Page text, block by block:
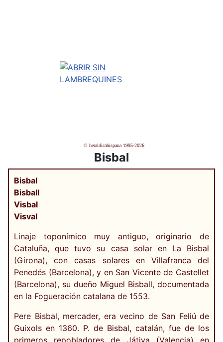
© heraldicahispana 1995-2026
Bisbal
Bisbal
Bisball
Visbal
Visval
Linaje toponímico muy antiguo, originario de
Cataluña, que tuvo su casa solar en La Bisbal
(Girona), con casas solares en Villafranca del
Penedés (Barcelona), y en San Vicente de Castellet
(Barcelona), su dueño Miguel Bisball, documentada
en la Fogueración catalana de 1553.
Pere Bisbal, mercader, era vecino de San Feliú de
Guixols en 1360. P. de Bisbal, catalán, fue de los
primeros repobladores de Játiva (Valencia) en